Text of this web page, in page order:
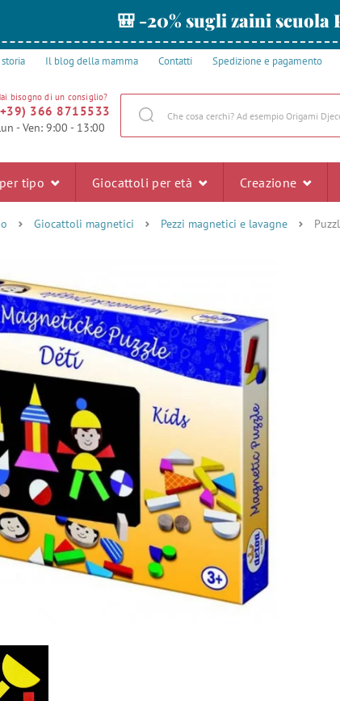
🎒 -20% sugli zaini scuola
Il blog della mamma Contatti Spedizione e pagamento
bisogno di un consiglio?
366 8715533
- Ven: 9:00 - 13:00
tipo Giocattoli per età Creazione
Giocattoli magnetici Pezzi magnetici e lavagne